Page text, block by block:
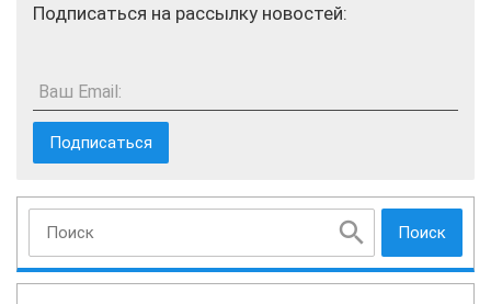
Поиск
Подписаться на рассылку новостей:
Ваш Email: